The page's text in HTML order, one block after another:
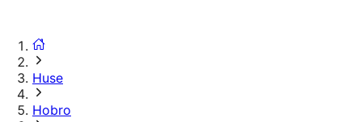
Huse
Hobro